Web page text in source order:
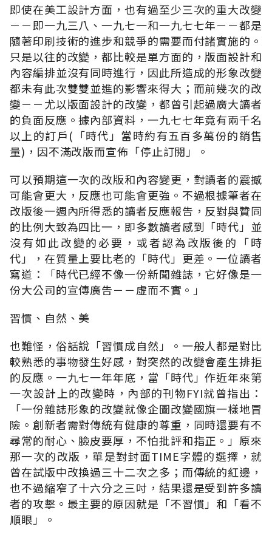
即使在美工設計方面，也有過至少三次的重大改變
－－即一九三八、一九七一和一九七七年－－都是
隨著印刷技術的進步和競爭的需要而付諸實施的。
只是以往的改變，都比較是單方面的，版面設計和
內容編排並沒有同時進行，因此所造成的形象改變
都未有此次雙雙並進的影響來得大；而前幾次的改
變－－尤以版面設計的改變，都曾引起過廣大讀者
的負面反應。據內部資料，一九七七年竟有兩千名
以上的訂戶(「時代」當時約有五百多萬份的銷售
量)，因不滿改版而宣佈「停止訂閱」。
可以預期這一次的改版和內容變更，對讀者的震撼
可能會更大，反應也可能會更強。不過根據筆者在
改版後一週內所得悉的讀者反應報告，反對與贊同
的比例大致為四比一，即多數讀者感到「時代」並
沒有如此改變的必要，或者認為改版後的「時
代」，在質量上要比老的「時代」更差。一位讀者
寫道：「時代已經不像一份新聞雜誌，它好像是一
份大公司的宣傳廣告－－虛而不實。」
習慣、自然、美
也難怪，俗話說「習慣成自然」。一般人都是對比
較熟悉的事物發生好感，對突然的改變會產生排拒
的反應。一九七一年年底，當「時代」作近年來第
一次設計上的改變時，內部的刊物FYI就曾指出：
「一份雜誌形象的改變就像企圖改變國旗一樣地冒
險。創新者需對傳統有健康的尊重，同時還要有不
尋常的耐心、臉皮要厚，不怕批評和指正。」原來
那一次的改版，單是對封面TIME字體的選擇，就
曾在試版中改換過三十二次之多；而傳統的紅邊，
也不過縮窄了十六分之三吋，結果還是受到許多讀
者的攻擊。最主要的原因就是「不習慣」和「看不
順眼」。